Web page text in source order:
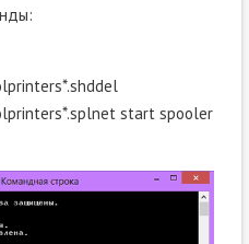
start spooler